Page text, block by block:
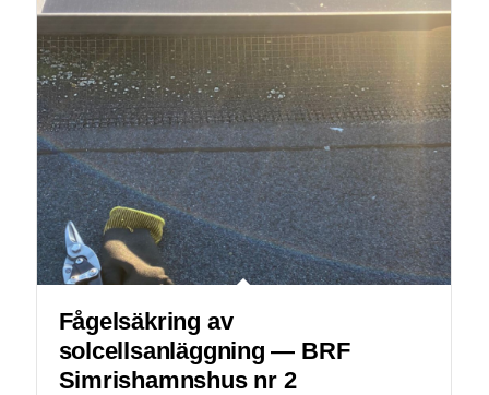
Fågelsäkring av
solcellsanläggning — BRF
Simrishamnshus nr 2